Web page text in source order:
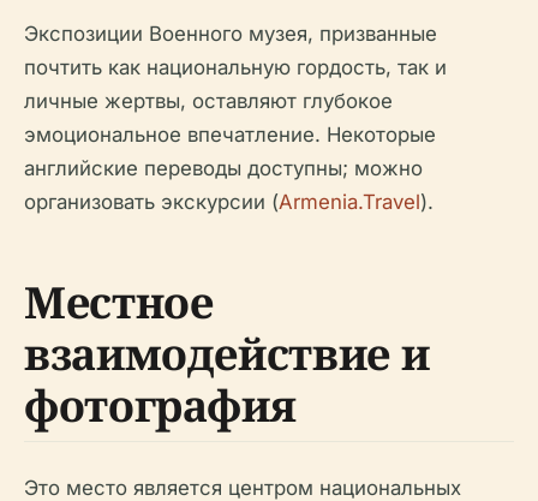
Экспозиции Военного музея, призванные
почтить как национальную гордость, так и
личные жертвы, оставляют глубокое
эмоциональное впечатление. Некоторые
английские переводы доступны; можно
организовать экскурсии (Armenia.Travel).
Местное
взаимодействие и
фотография
Это место является центром национальных